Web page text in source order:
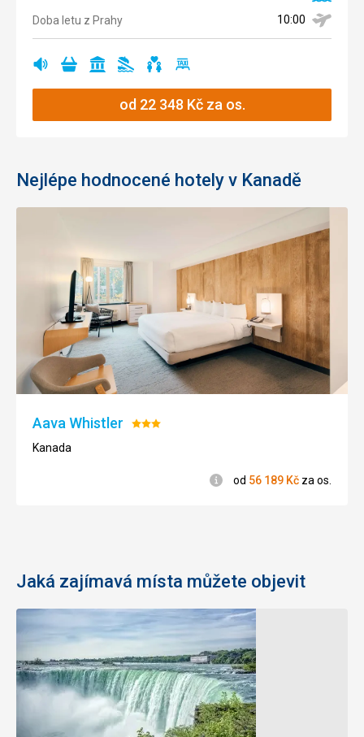
Doba letu z Prahy 10:00
rušná
Ano
nákupy
Ano
památky
Ano
žádná
Ano
vhodné
Ano
Ano
od 22 348 Kč za os.
Nejlépe hodnocené hotely v Kanadě
Aava Whistler Hodnocení:
Kanada
Informace
od 56 189 Kč za os.
Jaká zajímavá místa můžete objevit